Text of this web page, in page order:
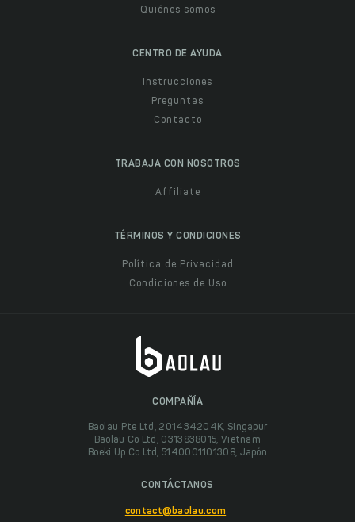
Quiénes somos
CENTRO DE AYUDA
Instrucciones
Preguntas
Contacto
TRABAJA CON NOSOTROS
Affiliate
TÉRMINOS Y CONDICIONES
Política de Privacidad
Condiciones de Uso
COMPAÑÍA
Baolau Pte Ltd, 201434204K, Singapur
Baolau Co Ltd, 0313838015, Vietnam
Boeki Up Co Ltd, 5140001101308, Japón
CONTÁCTANOS
contact@baolau.com